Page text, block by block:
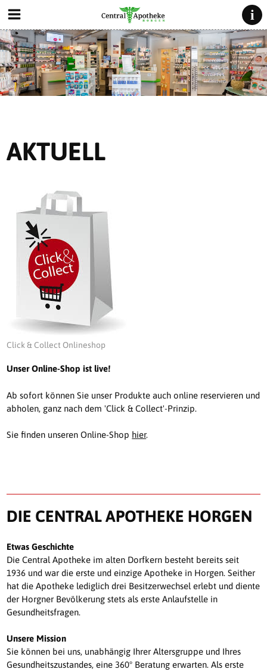
AKTUELL
Click & Collect Onlineshop
Unser Online-Shop ist live!
Ab sofort können Sie unser Produkte auch online reservieren und
abholen, ganz nach dem 'Click & Collect'-Prinzip.
Sie finden unseren Online-Shop hier.
DIE CENTRAL APOTHEKE HORGEN
Etwas Geschichte
Die Central Apotheke im alten Dorfkern besteht bereits seit
1936 und war die erste und einzige Apotheke in Horgen. Seither
hat die Apotheke lediglich drei Besitzerwechsel erlebt und diente
der Horgner Bevölkerung stets als erste Anlaufstelle in
Gesundheitsfragen.
Unsere Mission
Sie können bei uns, unabhängig Ihrer Altersgruppe und Ihres
Gesundheitszustandes, eine 360° Beratung erwarten. Als erste